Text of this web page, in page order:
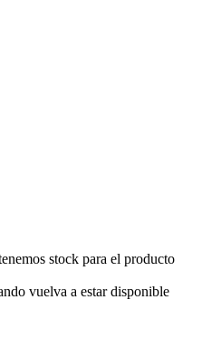
stock para el producto
vuelva a estar disponible